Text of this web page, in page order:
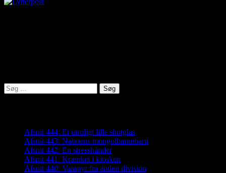
Søg
efter:
Afsnit 444: Et utroligt lille shotglas
Afsnit 443: Naboens mongolbarnebarn
Afsnit 442: En stresshånder
Afsnit 441: Krænket i kiosken
Afsnit 440: Vampyr fra anden division